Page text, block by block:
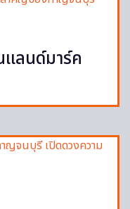
เลนด์มาร์ค